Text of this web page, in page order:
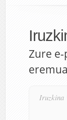
Zure